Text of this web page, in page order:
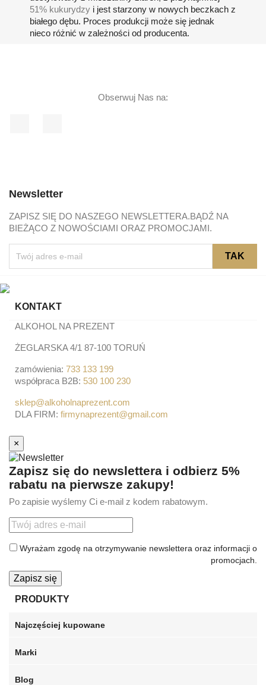
51% kukurydzy i jest starzony w nowych beczkach z
białego dębu. Proces produkcji może się jednak
nieco różnić w zależności od producenta.
Obserwuj Nas na:
Newsletter
ZAPISZ SIĘ DO NASZEGO NEWSLETTERA.BĄDŹ NA
BIEŻĄCO Z NOWOŚCIAMI ORAZ PROMOCJAMI.
KONTAKT
ALKOHOL NA PREZENT
ŻEGLARSKA 4/1 87-100 TORUŃ
zamówienia: 733 133 199
współpraca B2B: 530 100 230
sklep@alkoholnaprezent.com
DLA FIRM: firmynaprezent@gmail.com
×
Zapisz się do newslettera i odbierz 5%
rabatu na pierwsze zakupy!
Po zapisie wyślemy Ci e-mail z kodem rabatowym.
Wyrażam zgodę na otrzymywanie newslettera oraz informacji o
promocjach.
Zapisz się
PRODUKTY
Najczęściej kupowane
Marki
Blog